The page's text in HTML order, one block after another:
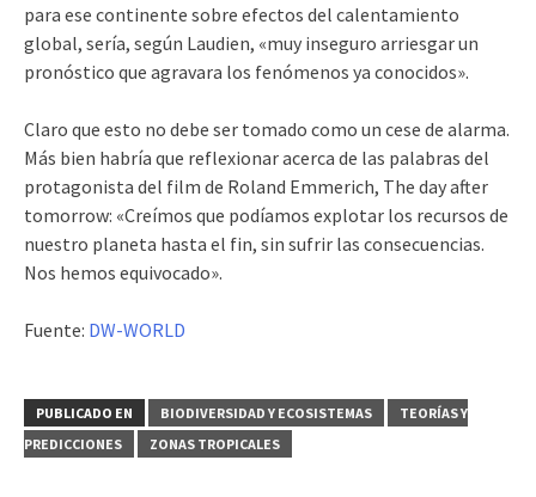
para ese continente sobre efectos del calentamiento
global, sería, según Laudien, «muy inseguro arriesgar un
pronóstico que agravara los fenómenos ya conocidos».
Claro que esto no debe ser tomado como un cese de alarma.
Más bien habría que reflexionar acerca de las palabras del
protagonista del film de Roland Emmerich, The day after
tomorrow: «Creímos que podíamos explotar los recursos de
nuestro planeta hasta el fin, sin sufrir las consecuencias.
Nos hemos equivocado».
Fuente: DW-WORLD
PUBLICADO EN BIODIVERSIDAD Y ECOSISTEMAS
TEORÍAS Y
PREDICCIONES
ZONAS TROPICALES